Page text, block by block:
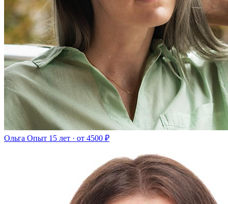
Ольга Опыт 15 лет · от 4500 ₽